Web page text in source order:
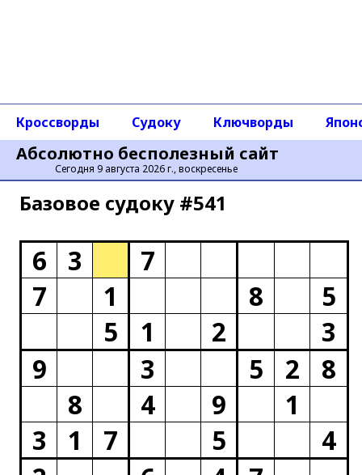
Абсолютно бесполезный сайт
Сегодня 9 августа 2026 г., воскресенье
Кроссворды Судоку Ключворды
Базовое cудоку #541
6 3
7
7
1 8
5
5
1 2
3
9
3 5 2
8
8
4 9
1
3
1 7 5
4